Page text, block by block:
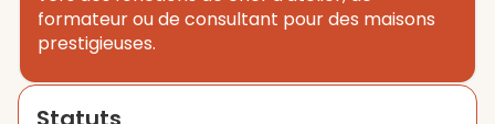
formateur ou de consultant pour des maisons
prestigieuses.